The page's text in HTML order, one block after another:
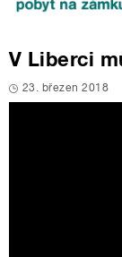
V Liberci
23. březen 2018